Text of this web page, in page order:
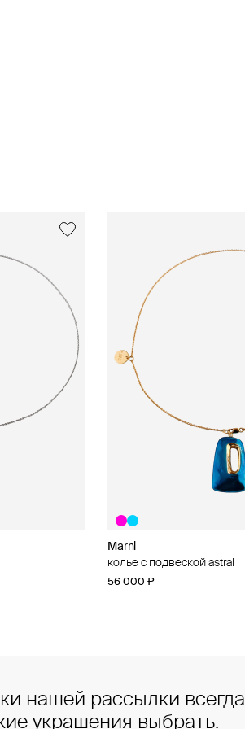
Marni
колье с подвеской astral
56 000 ₽
нашей рассылки всегда
украшения выбрать.